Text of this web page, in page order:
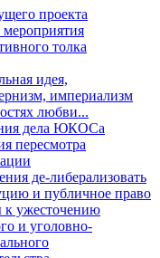
проекта
толка
идея,
империализм
любви...
дела ЮКОСа
пересмотра
де-либерализовать
и публичное право
ужесточению
и уголовно-